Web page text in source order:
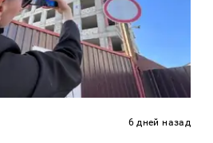
6 дней назад